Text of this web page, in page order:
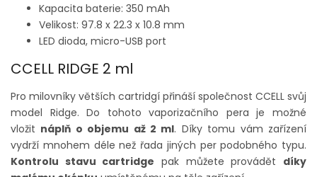
Kapacita baterie: 350 mAh
Velikost: 97.8 x 22.3 x 10.8 mm
LED dioda, micro-USB port
CCELL RIDGE 2 ml
Pro milovníky větších cartridgí přináší společnost CCELL svůj
model Ridge. Do tohoto vaporizačního pera je možné
vložit náplň o objemu až 2 ml. Díky tomu vám zařízení
vydrží mnohem déle než řada jiných per podobného typu.
Kontrolu stavu cartridge pak můžete provádět díky